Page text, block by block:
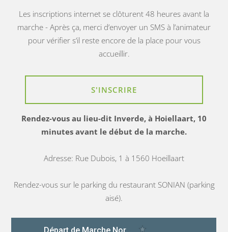
Les inscriptions internet se clôturent 48 heures avant la
marche - Après ça, merci d’envoyer un SMS à l’animateur
pour vérifier s’il reste encore de la place pour vous
accueillir.
S'INSCRIRE
Rendez-vous au lieu-dit Inverde, à Hoiellaart, 10
minutes avant le début de la marche.
Adresse: Rue Dubois, 1 à 1560 Hoeillaart
Rendez-vous sur le parking du restaurant SONIAN (parking
aisé).